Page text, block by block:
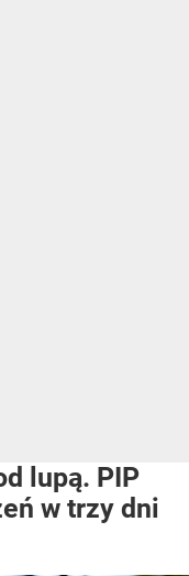
lupą. PIP
w trzy dni